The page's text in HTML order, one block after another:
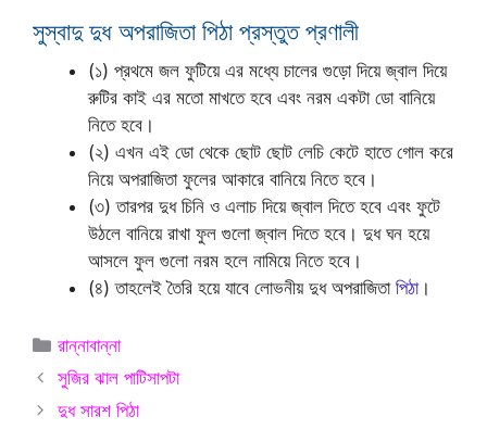
সুস্বাদু দুধ অপরাজিতা পিঠা প্রস্তুত প্রণালী
(১) প্রথমে জল ফুটিয়ে এর মধ্যে চালের গুড়ো দিয়ে জ্বাল দিয়ে
রুটির কাই এর মতো মাখতে হবে এবং নরম একটা ডো বানিয়ে
নিতে হবে।
(২) এখন এই ডো থেকে ছোট ছোট লেচি কেটে হাতে গোল করে
নিয়ে অপরাজিতা ফুলের আকারে বানিয়ে নিতে হবে।
(৩) তারপর দুধ চিনি ও এলাচ দিয়ে জ্বাল দিতে হবে এবং ফুটে
উঠলে বানিয়ে রাখা ফুল গুলো জ্বাল দিতে হবে। দুধ ঘন হয়ে
আসলে ফুল গুলো নরম হলে নামিয়ে নিতে হবে।
(৪) তাহলেই তৈরি হয়ে যাবে লোভনীয় দুধ অপরাজিতা পিঠা।
Categories
রান্নাবান্না
সুজির ঝাল পাটিসাপটা
দুধ সারশ পিঠা